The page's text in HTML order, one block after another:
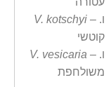
V. kotschyi – ו.
קוטשי
V. vesicaria – ו.
משולחפת